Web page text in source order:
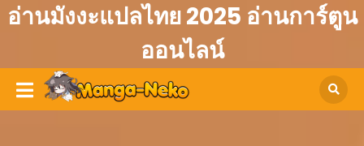
อ่านมังงะแปลไทย 2025 อ่านการ์ตูน
ออนไลน์